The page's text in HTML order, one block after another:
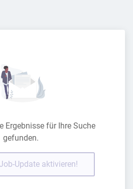
Ergebnisse für Ihre Suche
gefunden.
Update aktivieren!